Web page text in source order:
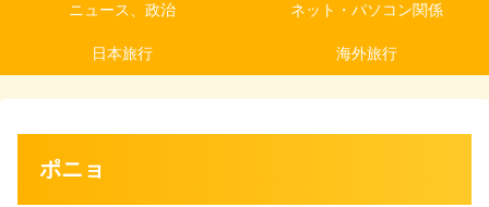
ニュース、政治 ネット・パソコン関係
日本旅行 海外旅行
ポニョ